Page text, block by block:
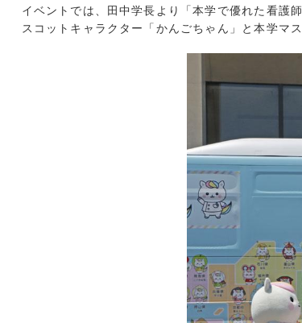
イベントでは、田中学長より「本学で優れた看護
スコットキャラクター「かんごちゃん」と本学マ